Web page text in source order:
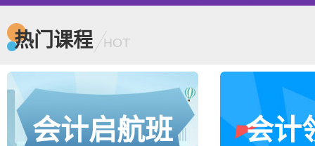
热门课程 HOT
会计启航班 会计